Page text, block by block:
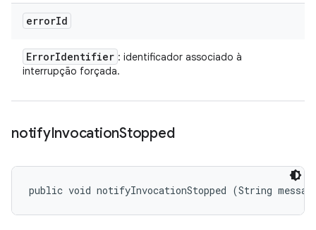
errorId
ErrorIdentifier : identificador associado à
interrupção forçada.
notifyInvocationStopped
public void notifyInvocationStopped (String